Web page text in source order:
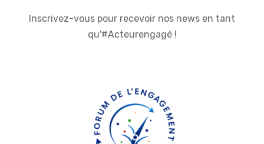
Inscrivez-vous pour recevoir nos news en tant
qu'#Acteurengagé !